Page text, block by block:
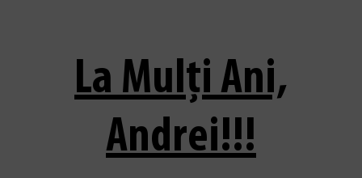
La Mulți Ani,
Andrei!!!